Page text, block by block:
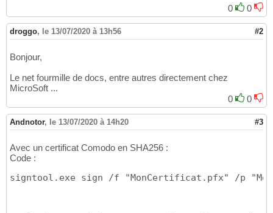
0 0
droggo, le 13/07/2020 à 13h56 #2
Bonjour,
Le net fourmille de docs, entre autres directement chez
MicroSoft ...
0
0
Andnotor, le 13/07/2020 à 14h20 #3
Avec un certificat Comodo en SHA256 :
Code :
signtool.exe sign /f "MonCertificat.pfx" /p